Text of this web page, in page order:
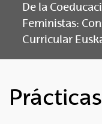
De la
Feministas:
Curricular
Prácticas